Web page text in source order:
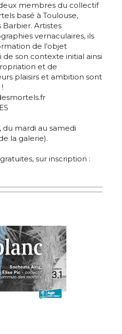
conditions
conditions
deux membres du collectif
basé à Toulouse,
Barbier. Artistes
vernaculaires, ils
de l’objet
son contexte initial ainsi
et de
plaisirs et ambition sont
mardi au samedi
la galerie).
sur inscription :